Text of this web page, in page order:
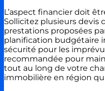
L’aspect financier doit
Sollicitez plusieurs devis
prestations proposées
planification budgétaire
sécurité pour les
recommandée pour
tout au long de votre
immobilière en région